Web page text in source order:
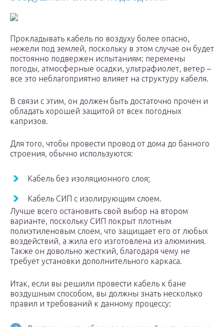
Прокладывать кабель по воздуху более опасно,
нежели под землей, поскольку в этом случае он будет
постоянно подвержен испытаниям: перемены
погоды, атмосферные осадки, ультрафиолет, ветер –
все это неблагоприятно влияет на структуру кабеля.
В связи с этим, он должен быть достаточно прочен и
обладать хорошей защитой от всех погодных
капризов.
Для того, чтобы провести провод от дома до банного
строения, обычно используются:
Кабель без изоляционного слоя;
Кабель СИП с изолирующим слоем.
Лучше всего остановить свой выбор на втором
варианте, поскольку СИП покрыт плотным
полиэтиленовым слоем, что защищает его от любых
воздействий, а жила его изготовлена из алюминия.
Также он довольно жесткий, благодаря чему не
требует установки дополнительного каркаса.
Итак, если вы решили провести кабель к бане
воздушным способом, вы должны знать несколько
правил и требований к данному процессу: